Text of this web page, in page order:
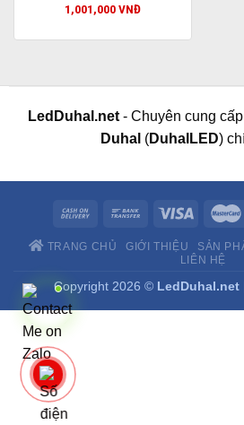
1,001,000VNĐ
LedDuhal.net- Chuyên cung
Duhal (DuhalLED)
TRANG CHỦ GIỚI THIỆU SẢN
LIÊN HỆ
Copyright 2026 © LedDuhal.net